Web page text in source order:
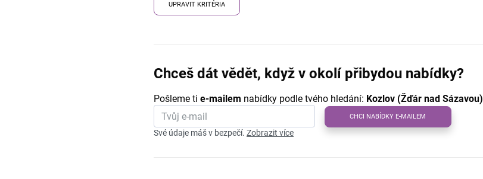
UPRAVIT KRITÉRIA
Chceš dát vědět, když v okolí přibydou nabídky?
Pošleme ti e-mailem nabídky podle tvého hledání: Kozlov (Žďár nad Sázavou)
CHCI NABÍDKY E-MAILEM
Své údaje máš v bezpečí. Zobrazit více